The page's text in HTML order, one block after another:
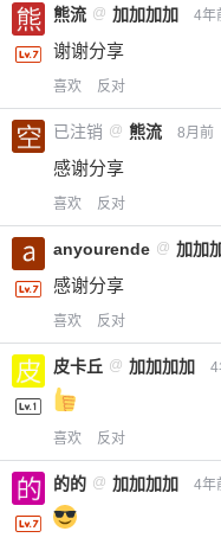
熊流 @ 加加加加 4年
谢谢分享
喜欢 反对
已注销 @ 熊流 8月前
感谢分享
喜欢 反对
anyourende @ 加加
感谢分享
喜欢 反对
皮卡丘 @ 加加加加 4
喜欢 反对
的的 @ 加加加加 4年
您没有权限发布
限。